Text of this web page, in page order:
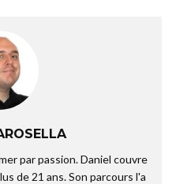
par passion. Daniel couvre
de 21 ans. Son parcours l'a